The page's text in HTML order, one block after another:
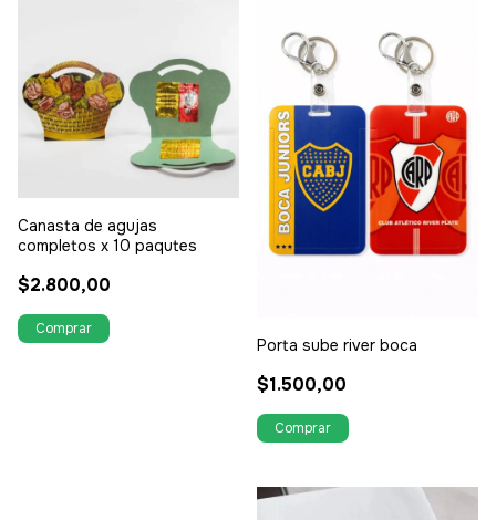
Canasta de agujas
completos x 10 paqutes
$2.800,00
Porta sube river boca
$1.500,00